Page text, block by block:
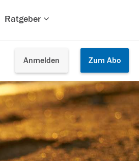
Ratgeber
Anmelden Zum Abo